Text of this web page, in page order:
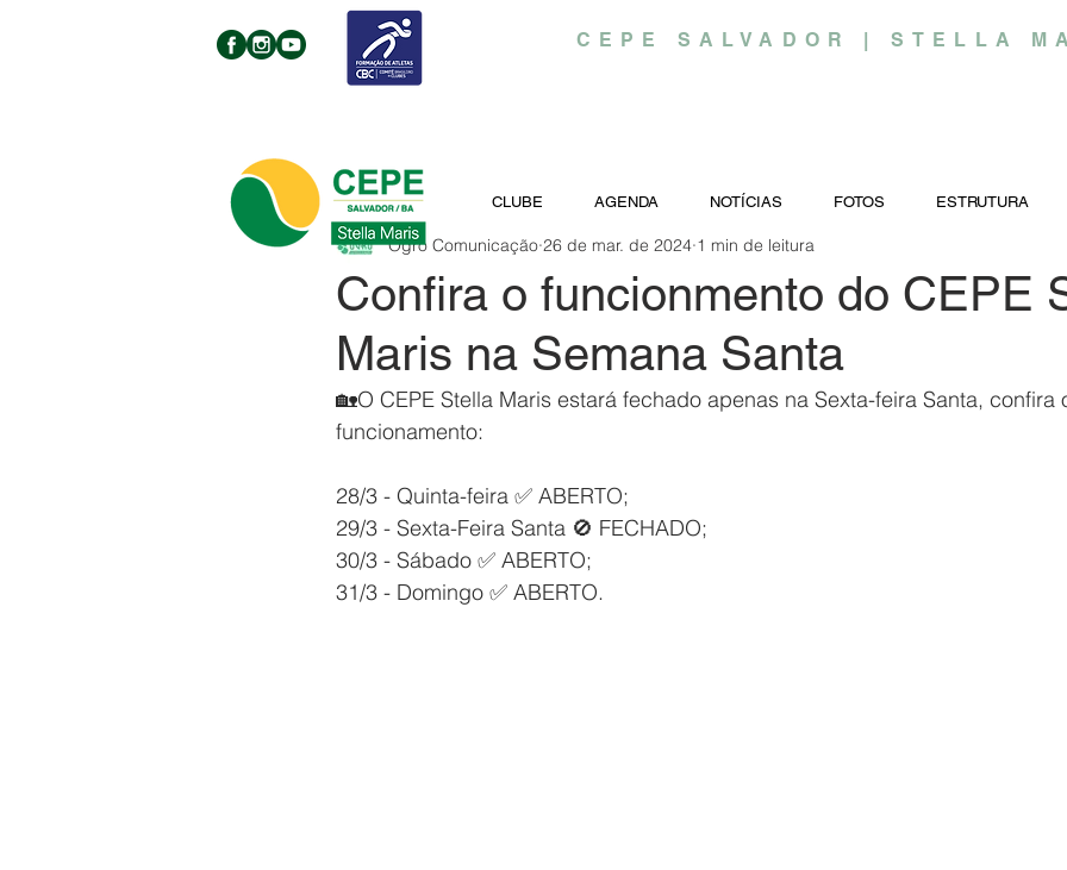
CEPE SALVADOR | STELLA
Confira o funcionmento do CEPE
Maris na Semana Santa
Ogro Comunicação 26 de mar. de 2024 1 min de leitura
🏡O CEPE Stella Maris estará fechado apenas na Sexta-feira Santa, confira
funcionamento:
28/3 - Quinta-feira ✅ ABERTO;
29/3 - Sexta-Feira Santa 🚫 FECHADO;
30/3 - Sábado ✅ ABERTO;
31/3 - Domingo ✅ ABERTO.
CLUBE AGENDA NOTÍCIAS FOTOS ESTRUTURA